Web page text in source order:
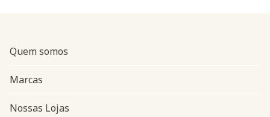
Quem somos
Marcas
Nossas Lojas